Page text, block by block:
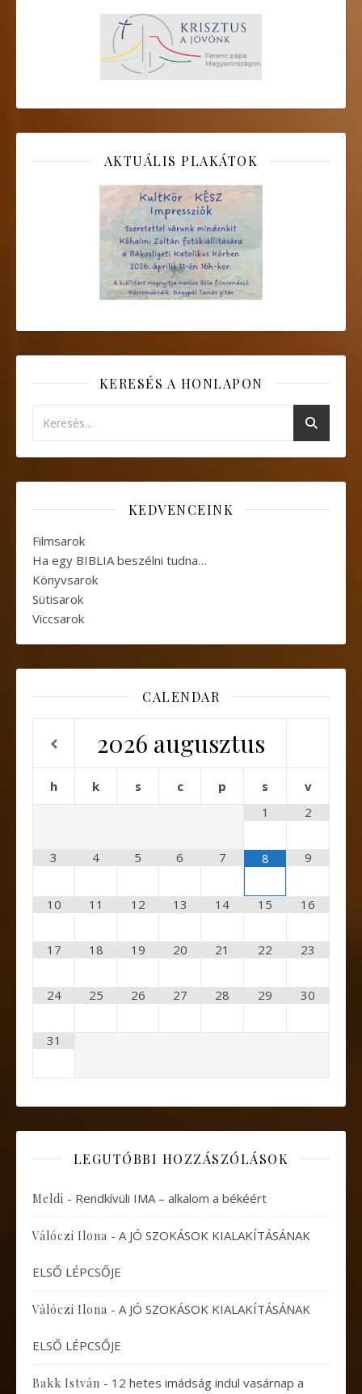
AKTUÁLIS PLAKÁTOK
KERESÉS A HONLAPON
KEDVENCEINK
Filmsarok
Ha egy BIBLIA beszélni tudna…
Könyvsarok
Sütisarok
Viccsarok
CALENDAR
2026 augusztus
h k s c p s
v
1
2
3 4 5 6 7 8 9
10 11 12 13 14 15 16
17 18 19 20 21 22 23
24 25 26 27 28 29 30
31
LEGUTÓBBI HOZZÁSZÓLÁSOK
Meldi - Rendkívüli IMA – alkalom a békéért
Válóczi Ilona - A JÓ SZOKÁSOK KIALAKÍTÁSÁNAK
ELSŐ LÉPCSŐJE
Válóczi Ilona - A JÓ SZOKÁSOK KIALAKÍTÁSÁNAK
ELSŐ LÉPCSŐJE
Bakk István - 12 hetes imádság indul vasárnap a